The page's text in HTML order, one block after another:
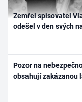
Zemřel spisovatel
odešel v den svých
Pozor na
obsahují zakázanou